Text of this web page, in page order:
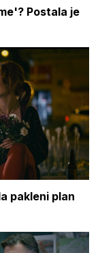
Postala je
pakleni plan